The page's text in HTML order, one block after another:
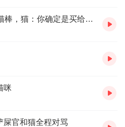
测试10款市面上常见的逗猫棒，猫：你确定是买给我的？
咪
屎官和猫全程对骂